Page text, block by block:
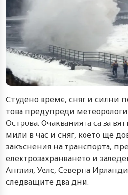
Студено време, сняг и силни
това предупреди
Острова. Очакванията са за
мили в час и сняг, което ще
закъснения на транспорта,
електрозахранването и
Англия, Уелс, Северна
следващите два дни.